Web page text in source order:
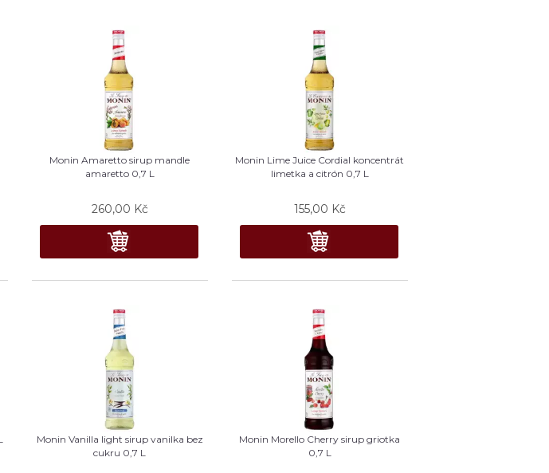
Monin Amaretto sirup mandle
amaretto 0,7 L
260,00 Kč
Monin Lime Juice Cordial koncentrát
limetka a citrón 0,7 L
155,00 Kč
Monin Vanilla light sirup vanilka bez
cukru 0,7 L
Monin Morello Cherry sirup griotka
0,7 L